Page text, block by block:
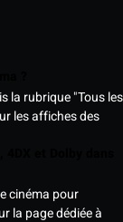
la rubrique "Tous les
les affiches des
cinéma pour
la page dédiée à